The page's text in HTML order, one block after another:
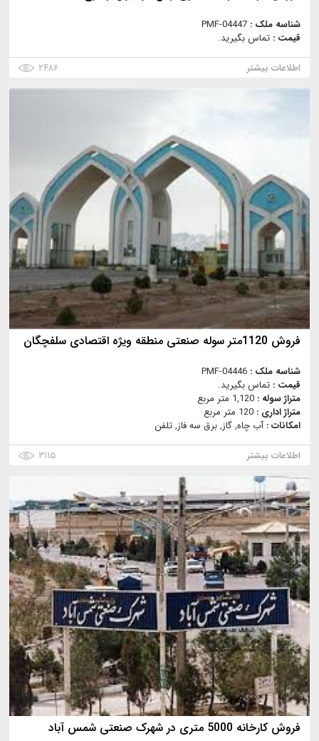
شناسه ملک : PMF-04447
قیمت : تماس بگیرید.
اطلاعات بیشتر
۲۴۸۶
فروش 1120متر سوله صنعتی منطقه ویژه اقتصادی سلفچگان
شناسه ملک : PMF-04446
قیمت : تماس بگیرید.
متراژ سوله : 1,120 متر مربع
متراژ اداری : 120 متر مربع
امکانات :آب چاه, گاز, برق سه فاز, تلفن
اطلاعات بیشتر
۳۱۱۵
فروش کارخانه 5000 متری در شهرک صنعتی شمس آباد